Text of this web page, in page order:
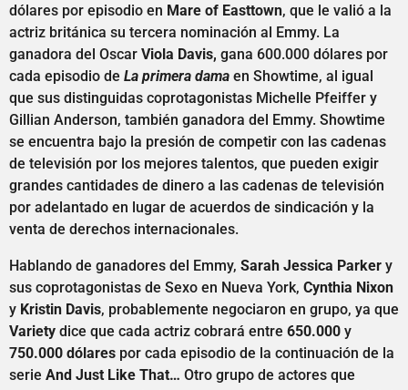
dólares por episodio en Mare of Easttown, que le valió a la
actriz británica su tercera nominación al Emmy. La
ganadora del Oscar Viola Davis, gana 600.000 dólares por
cada episodio de La primera dama en Showtime, al igual
que sus distinguidas coprotagonistas Michelle Pfeiffer y
Gillian Anderson, también ganadora del Emmy. Showtime
se encuentra bajo la presión de competir con las cadenas
de televisión por los mejores talentos, que pueden exigir
grandes cantidades de dinero a las cadenas de televisión
por adelantado en lugar de acuerdos de sindicación y la
venta de derechos internacionales.
Hablando de ganadores del Emmy, Sarah Jessica Parker y
sus coprotagonistas de Sexo en Nueva York, Cynthia Nixon
y Kristin Davis, probablemente negociaron en grupo, ya que
Variety dice que cada actriz cobrará entre 650.000 y
750.000 dólares por cada episodio de la continuación de la
serie And Just Like That… Otro grupo de actores que